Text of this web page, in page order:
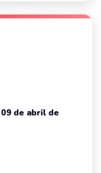
de abril de